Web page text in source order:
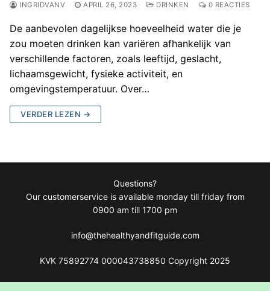
INGRIDVANV APRIL 26, 2023 DRINKEN 0 REACTIES
De aanbevolen dagelijkse hoeveelheid water die je
zou moeten drinken kan variëren afhankelijk van
verschillende factoren, zoals leeftijd, geslacht,
lichaamsgewicht, fysieke activiteit, en
omgevingstemperatuur. Over…
VERDER LEZEN →
Questions?
Our customerservice is available monday till friday from
0900 am till 1700 pm
info@thehealthyandfitguide.com
KVK 75892774 000043738850 Copyright 2025